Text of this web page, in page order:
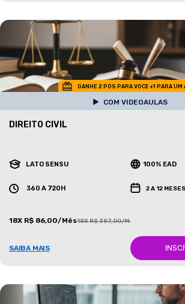
GANHE 2 POS PARA VOCE +1 PARA UM
COM VIDEOAULAS
DIREITO CIVIL
LATO SENSU 100% EAD
360 A 720H 2 A 12 MESES
18X R$ 86,00/Mês18X R$ 387,00/Mês
SAIBA MAIS